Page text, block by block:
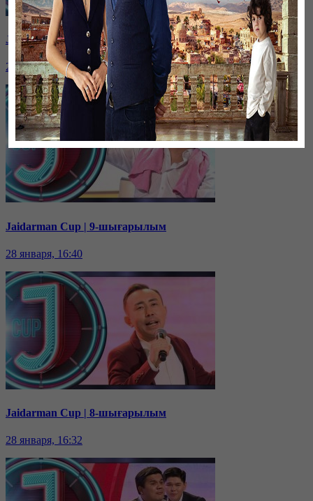
Jaidarman Cup | 10-шығарылым
28 января, 16:43
Jaidarman Cup | 9-шығарылым
28 января, 16:40
Jaidarman Cup | 8-шығарылым
28 января, 16:32